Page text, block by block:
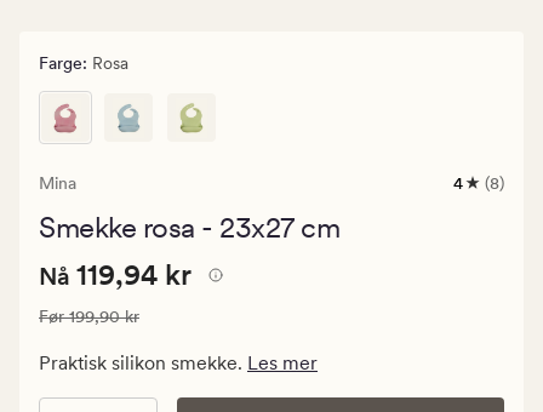
Farge: Rosa
Mina
8
4 (8)
Smekke rosa - 23x27 cm
Nåværende
119,94
kr.
Nåværende pris
Nå 119,94 kr
Vanlig pris 199,90 kr
Før199,90 kr
Praktisk silikon smekke. Les mer